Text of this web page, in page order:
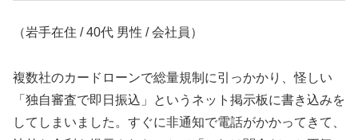
（岩手在住 / 40代 男性 / 会社員）
複数社のカードローンで総量規制に引っかかり、怪しい
「独自審査で即日振込」というネット掲示板に書き込みを
してしまいました。すぐに非通知で電話がかかってきて、